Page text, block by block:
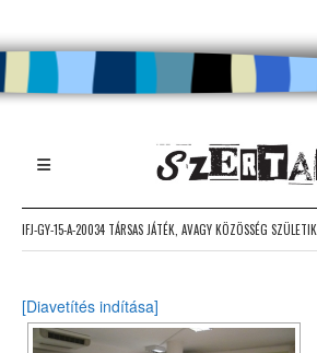
IFJ-GY-15-A-20034 TÁRSAS JÁTÉK, AVAGY KÖZÖSSÉG SZÜLETIK
[Diavetítés indítása]